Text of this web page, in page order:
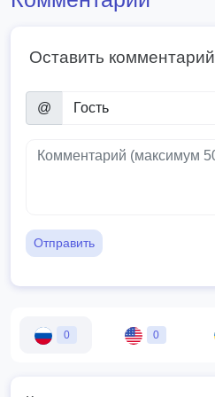
Оставить комментарий
@
Отправить
0 0